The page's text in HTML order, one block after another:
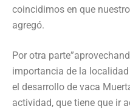
coincidimos en que
agregó.
Por otra
importancia de la
el desarrollo de vaca
actividad, que tiene que ir